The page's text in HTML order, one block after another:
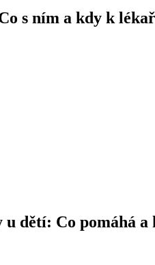
s ním a kdy k
dětí: Co pomáhá a